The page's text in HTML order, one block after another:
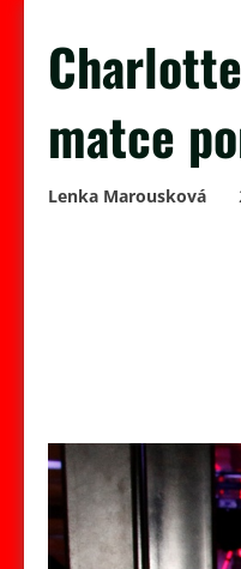
matce
Lenka Marousková